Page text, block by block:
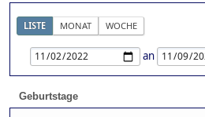
LISTE MONAT WOCHE
an
Geburtstage